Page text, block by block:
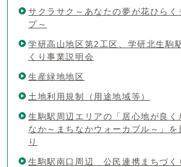
サクラサク～あなたの夢が花ひらく
プ～
学研高山地区第2工区、学研北生駒
くり事業説明会
生産緑地地区
土地利用規制（用途地域等）
生駒駅周辺エリアの「居心地が良く
なか～まちなかウォーカブル～」を
り
生駒駅南口周辺 公民連携まちづく